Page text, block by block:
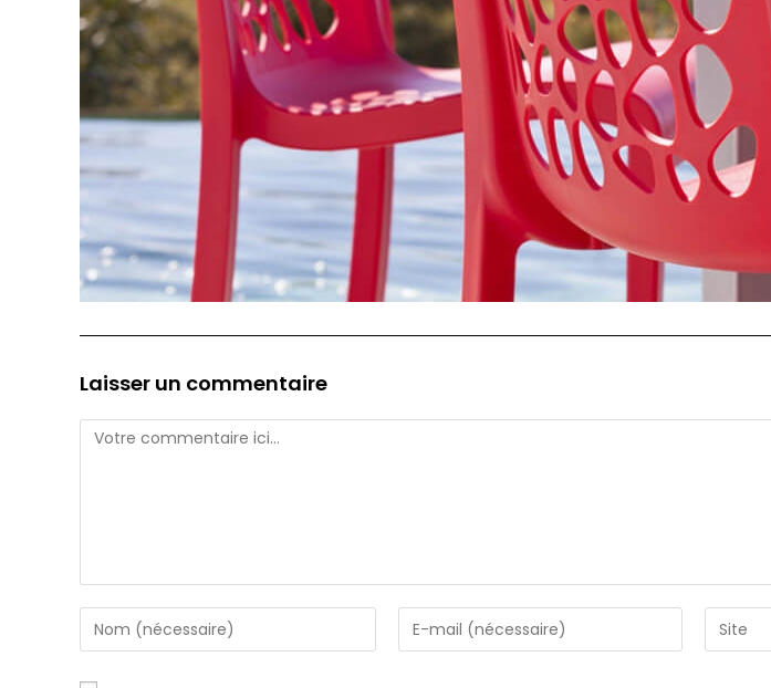
Laisser un commentaire
Comment
Enter
your
Enter
your
Saisir
l’URL